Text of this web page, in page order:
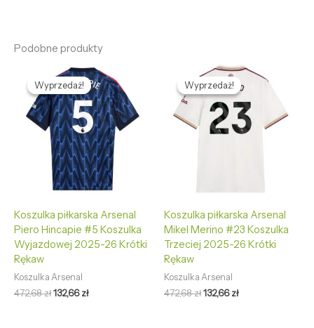
Podobne produkty
Wyprzedaż!
Wyprzedaż!
Koszulka piłkarska Arsenal
Piero Hincapie #5 Koszulka
Wyjazdowej 2025-26 Krótki
Rękaw
Koszulka Arsenal
472,68zł
Pierwotna
cena
wynosiła:
472,68 zł.
132,66zł
Aktualna
cena
wynosi:
132,66 zł.
Wyprzedaż!
Wyprzedaż!
Koszulka piłkarska Arsenal
Mikel Merino #23 Koszulka
Trzeciej 2025-26 Krótki
Rękaw
Koszulka Arsenal
472,68zł
Pierwotna
cena
wynosiła:
472,68 zł.
132,66zł
Aktualna
wynosi:
132,66 zł.